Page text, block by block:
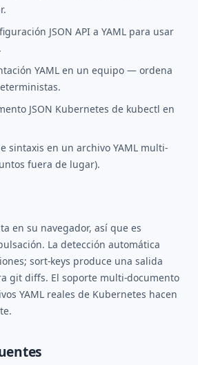
JSON API a YAML para usar
YAML en un equipo — ordena
JSON Kubernetes de kubectl en
sintaxis en un archivo YAML multi-
fuera de lugar).
en su navegador, así que es
La detección automática
sort-keys produce una salida
git diffs. El soporte multi-documento
YAML reales de Kubernetes hacen